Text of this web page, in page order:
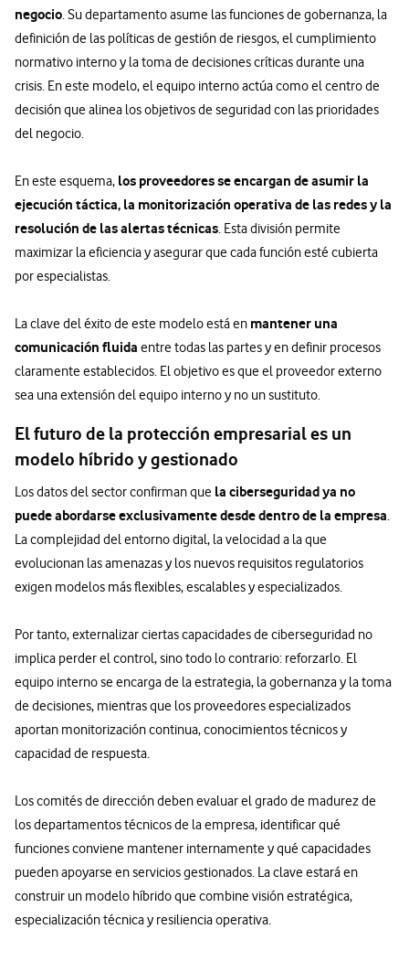
negocio. Su departamento asume las funciones de gobernanza, la
definición de las políticas de gestión de riesgos, el cumplimiento
normativo interno y la toma de decisiones críticas durante una
crisis. En este modelo, el equipo interno actúa como el centro de
decisión que alinea los objetivos de seguridad con las prioridades
del negocio.
En este esquema, los proveedores se encargan de asumir la
ejecución táctica, la monitorización operativa de las redes y la
resolución de las alertas técnicas. Esta división permite
maximizar la eficiencia y asegurar que cada función esté cubierta
por especialistas.
La clave del éxito de este modelo está en mantener una
comunicación fluida entre todas las partes y en definir procesos
claramente establecidos. El objetivo es que el proveedor externo
sea una extensión del equipo interno y no un sustituto.
El futuro de la protección empresarial es un
modelo híbrido y gestionado
Los datos del sector confirman que la ciberseguridad ya no
puede abordarse exclusivamente desde dentro de la empresa.
La complejidad del entorno digital, la velocidad a la que
evolucionan las amenazas y los nuevos requisitos regulatorios
exigen modelos más flexibles, escalables y especializados.
Por tanto, externalizar ciertas capacidades de ciberseguridad no
implica perder el control, sino todo lo contrario: reforzarlo. El
equipo interno se encarga de la estrategia, la gobernanza y la toma
de decisiones, mientras que los proveedores especializados
aportan monitorización continua, conocimientos técnicos y
capacidad de respuesta.
Los comités de dirección deben evaluar el grado de madurez de
los departamentos técnicos de la empresa, identificar qué
funciones conviene mantener internamente y qué capacidades
pueden apoyarse en servicios gestionados. La clave estará en
construir un modelo híbrido que combine visión estratégica,
especialización técnica y resiliencia operativa.